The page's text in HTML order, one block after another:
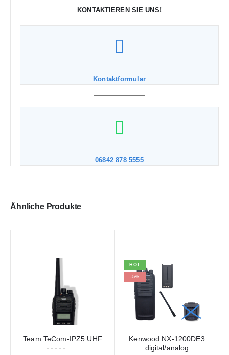
KONTAKTIEREN SIE UNS!
Kontaktformular
06842 878 5555
Ähnliche Produkte
Team TeCom-IPZ5 UHF
HOT
-5%
Kenwood NX-1200DE3
digital/analog